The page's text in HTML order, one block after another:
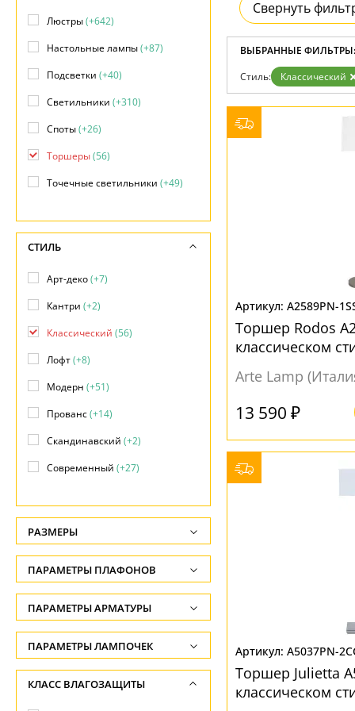
Доставка и оплата
Гарантия
Возврат
Установка
Бренды
Контакты
Свернуть
ВЫБРАННЫЕ ФИЛЬТРЫ:
Стиль: Классический
A2589PN-
Торшер Rodos
классическом
Arte Lamp
13 590 ₽
A5037PN-
Торшер Julietta
классическом
Люстры(+642)
Настольные лампы(+87)
Подсветки (+40)
Светильники (+310)
Споты(+26)
Торшеры(56)
Точечные светильники (+49)
СТИЛЬ
Арт-деко(+7)
Кантри (+2)
Классический (56)
Лофт(+8)
Модерн (+51)
Прованс(+14)
Скандинавский (+2)
Современный (+27)
Хай-тек(+12)
Японский(+2)
РАЗМЕРЫ
Высота, см
-
Глубина, см
-
Длина подвеса, см
-
ПАРАМЕТРЫ ПЛАФОНОВ
ФОРМА ПЛАФОНА
Конус(23)
Конусный(2)
Куб(3)
ПАРАМЕТРЫ АРМАТУРЫ
ЦВЕТ АРМАТУРЫ
Белый(4)
ПАРАМЕТРЫ ЛАМПОЧЕК
Количество ламп
-
КЛАСС ВЛАГОЗАЩИТЫ